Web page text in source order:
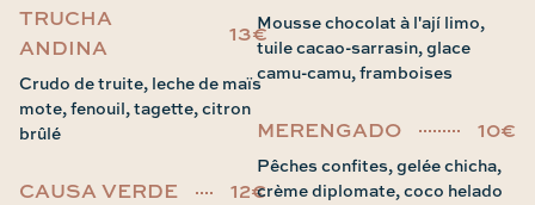
TRUCHA
ANDINA
13€
Crudo de truite, leche de maïs
mote, fenouil, tagette, citron
brûlé
CAUSA VERDE 12€
Mousse chocolat à l'ají limo,
tuile cacao-sarrasin, glace
camu-camu, framboises
MERENGADO 10€
Pêches confites, gelée chicha,
crème diplomate, coco helado